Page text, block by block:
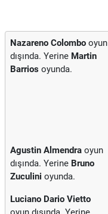
Nazareno Colombo oyun
dışında. Yerine Martin
Barrios oyunda.
Agustin Almendra oyun
dışında. Yerine Bruno
Zuculini oyunda.
Luciano Dario Vietto